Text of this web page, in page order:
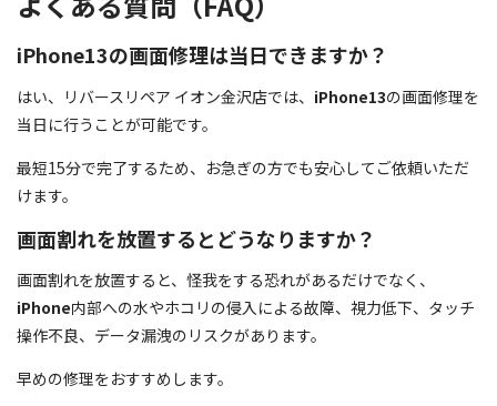
iPhone13の画面修理は当日できますか？
はい、リバースリペア イオン金沢店では、 iPhone13の画面修理を
当日に行うことが可能です。
最短15分で完了するため、お急ぎの方でも安心してご依頼いただ
けます。
画面割れを放置するとどうなりますか？
画面割れを放置すると、怪我をする恐れがあるだけでなく、
iPhone内部への水やホコリの侵入による故障、視力低下、タッチ
操作不良、データ漏洩のリスクがあります。
早めの修理をおすすめします。